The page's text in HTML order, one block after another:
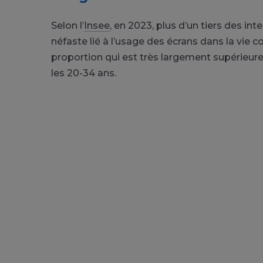
Selon l’Insee, en 2023, plus d’un tiers des
néfaste lié à l’usage des écrans dans la vie
proportion qui est très largement supérieure
les 20-34 ans.